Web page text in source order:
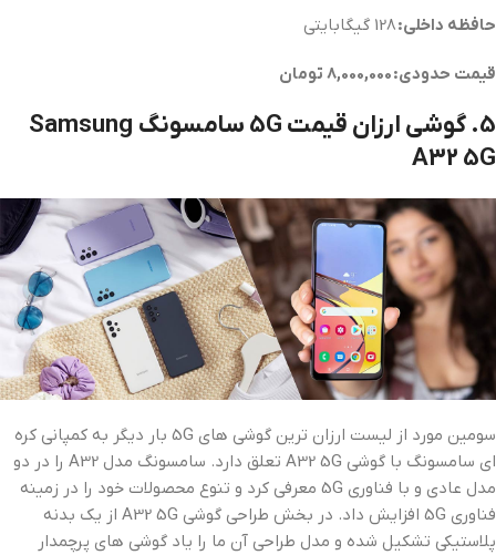
حافظه داخلی:
قیمت حدودی: 8,000,000 تومان
5. گوشی ارزان قیمت 5G سامسونگ Samsung
A32 5G
سومین مورد از لیست ارزان ترین گوشی های 5G بار دیگر به کمپانی کره
ای سامسونگ با گوشی A32 5G تعلق دارد. سامسونگ مدل A32 را در دو
مدل عادی و با فناوری 5G معرفی کرد و تنوع محصولات خود را در زمینه
فناوری 5G افزایش داد. در بخش طراحی گوشی A32 5G از یک بدنه
پلاستیکی تشکیل شده و مدل طراحی آن ما را یاد گوشی های پرچمدار